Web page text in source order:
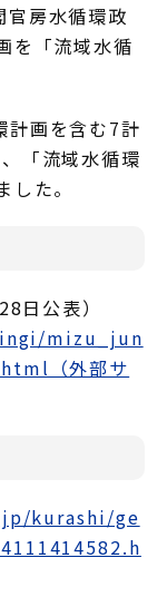
房水循環政
を「流域水循
画を含む7計
「流域水循環
た。
日公表）
mizu_jun
（外部サ
kurashi/ge